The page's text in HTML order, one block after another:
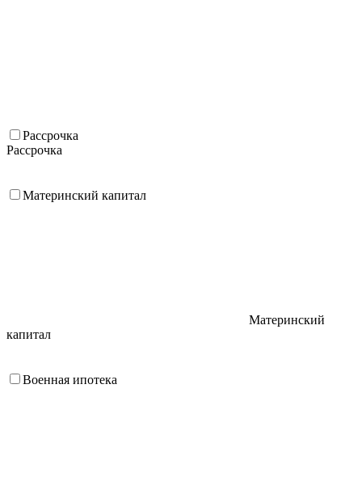
Рассрочка
Рассрочка
Материнский капитал
Материнский
капитал
Военная ипотека